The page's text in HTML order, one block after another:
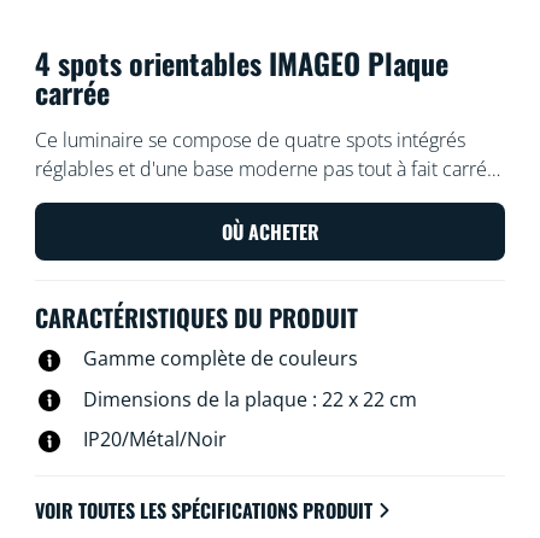
4 spots orientables IMAGEO Plaque
carrée
Ce luminaire se compose de quatre spots intégrés
réglables et d'une base moderne pas tout à fait carrée.
Sa puissance est suffisante pour éclairer parfaitement
tous les recoins de votre pièce d'une lumière colorée.
Il vous permet de choisir le scénario de lumière parfait
OÙ ACHETER
CARACTÉRISTIQUES DU PRODUIT
Gamme complète de couleurs
Dimensions de la plaque : 22 x 22 cm
IP20/Métal/Noir
VOIR TOUTES LES SPÉCIFICATIONS PRODUIT